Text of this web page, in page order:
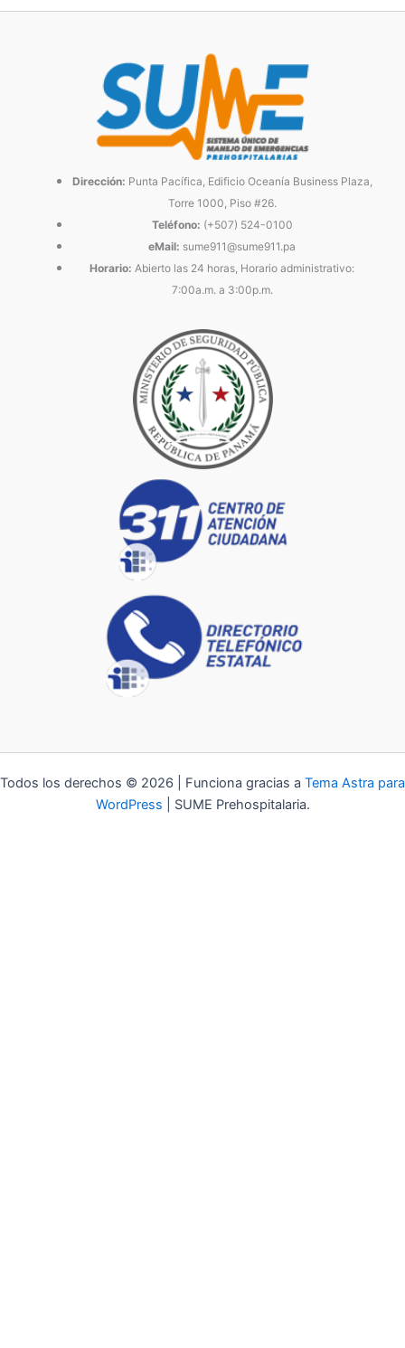
Dirección: Punta Pacífica, Edificio Oceanía Business Plaza,
Torre 1000, Piso #26.
Teléfono: (+507) 524-0100
eMail: sume911@sume911.pa
Horario: Abierto las 24 horas, Horario administrativo:
7:00a.m. a 3:00p.m.
Todos los derechos © 2026 | Funciona gracias a Tema Astra para
WordPress | SUME Prehospitalaria.